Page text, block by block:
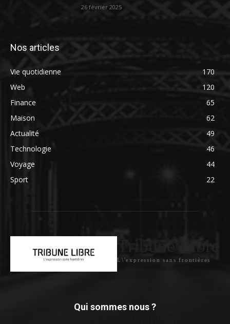
26 février 2025
Nos articles
Vie quotidienne
170
Web
120
Finance
65
Maison
62
Actualité
49
Technologie
46
Voyage
44
Sport
22
Tribune Libre
L\'expression sans frontières
Qui sommes nous ?